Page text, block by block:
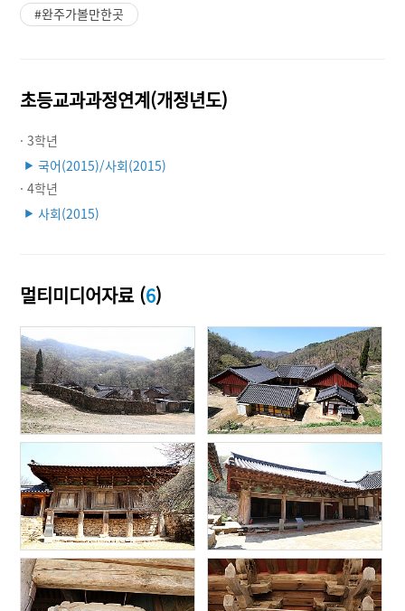
#완주가볼만한곳
초등교과과정연계(개정년도)
· 3학년
▶ 국어(2015)/사회(2015)
· 4학년
▶ 사회(2015)
멀티미디어자료 (6)